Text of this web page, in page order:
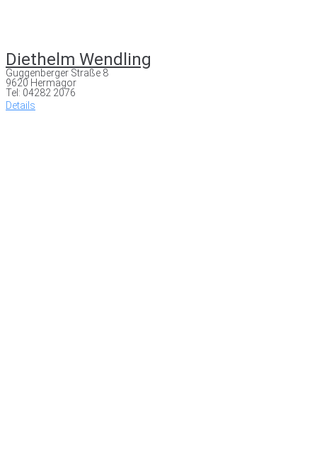
Diethelm Wendling
Guggenberger Straße 8
9620 Hermagor
Tel: 04282 2076
Details